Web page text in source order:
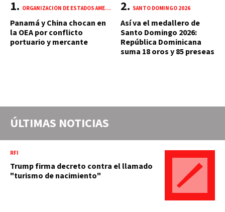
ORGANIZACIÓN DE ESTADOS AMERICANOS (OEA)
Panamá y China chocan en
la OEA por conflicto
portuario y mercante
SANTO DOMINGO 2026
Así va el medallero de
Santo Domingo 2026:
República Dominicana
suma 18 oros y 85 preseas
ÚLTIMAS NOTICIAS
RFI
Trump firma decreto contra el llamado
"turismo de nacimiento"